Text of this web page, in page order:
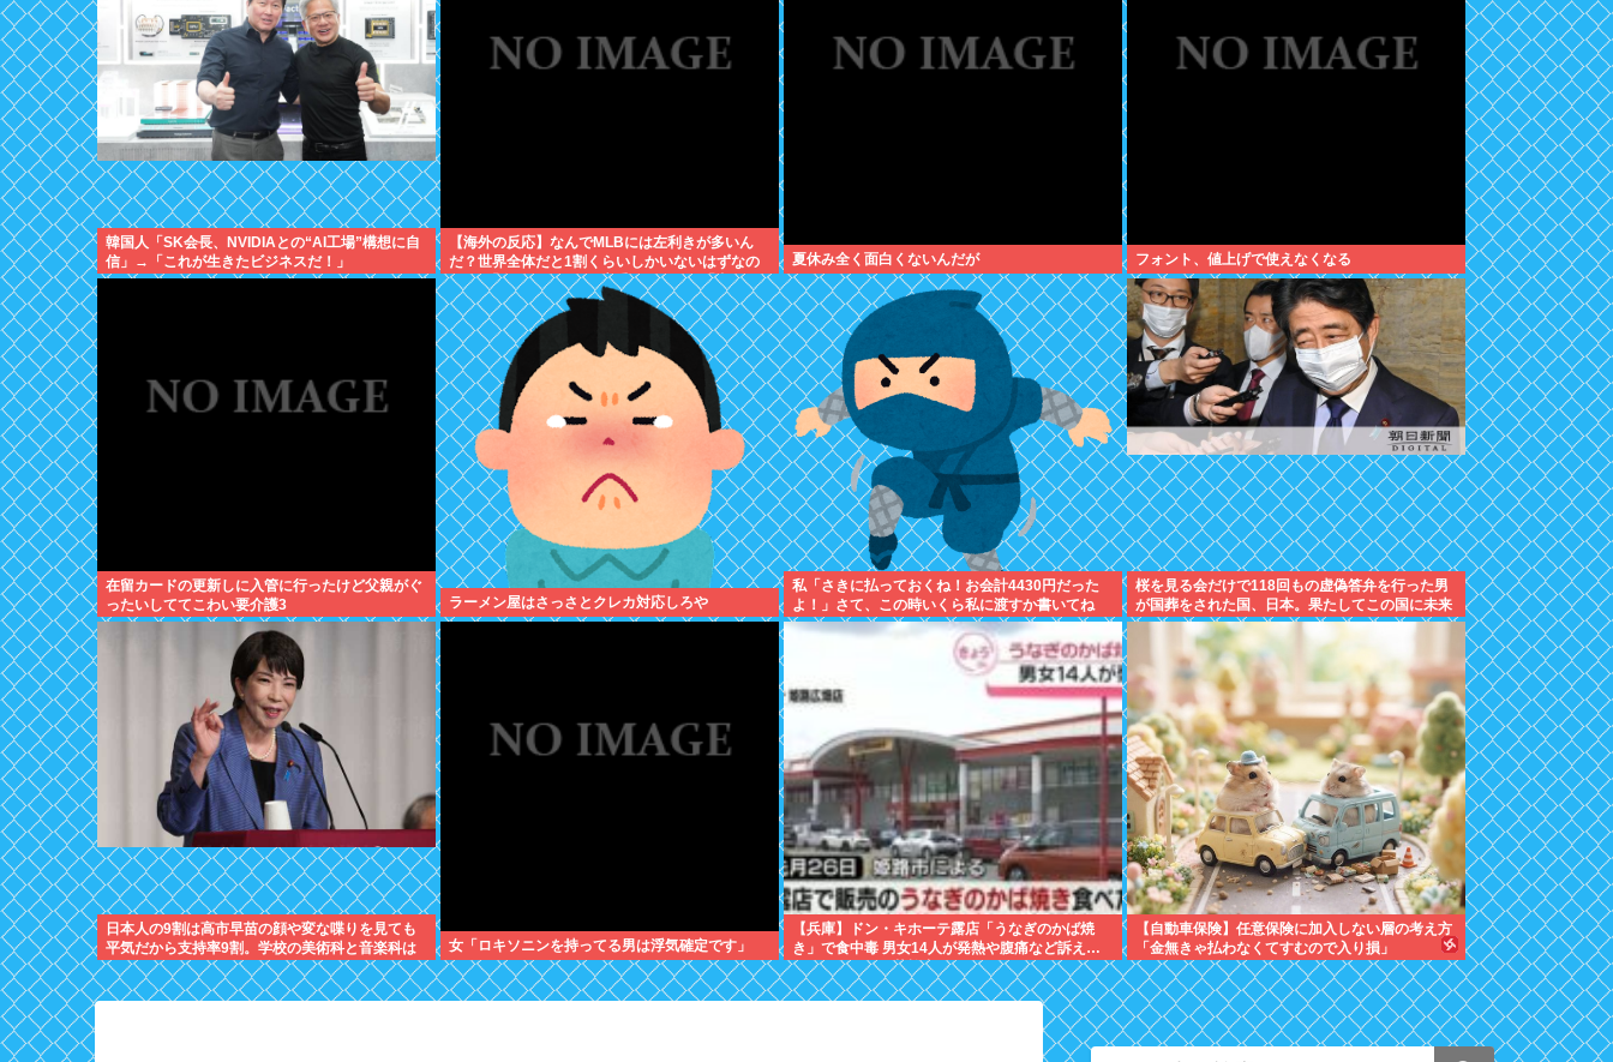
韓国人「SK会長、NVIDIAとの“AI工場”構想に自
信」→「これが生きたビジネスだ！」
【海外の反応】なんでMLBには左利きが多いん
だ？世界全体だと1割くらいしかいないはずなの
に → 「左ピッチャーは貴重だからな」「内野で
は不利だけど基本左利きのほうが重宝される傾向
にはあると思う」
夏休み全く面白くないんだが フォント、値上げで使えなくなる
在留カードの更新しに入管に行ったけど父親がぐ
ったいしててこわい要介護3
ラーメン屋はさっさとクレカ対応しろや
私「さきに払っておくね！お会計4430円だった
よ！」さて、この時いくら私に渡すか書いてね
桜を見る会だけで118回もの虚偽答弁を行った男
が国葬をされた国、日本。果たしてこの国に未来
はあるのか？
日本人の9割は高市早苗の顔や変な喋りを見ても
平気だから支持率9割。学校の美術科と音楽科は
しっかりして！
女「ロキソニンを持ってる男は浮気確定です」
【兵庫】ドン・キホーテ露店「うなぎのかば焼
き」で食中毒 男女14人が発熱や腹痛など訴え…
サルモネラ属の菌検出
【自動車保険】任意保険に加入しない層の考え方
「金無きゃ払わなくてすむので入り損」